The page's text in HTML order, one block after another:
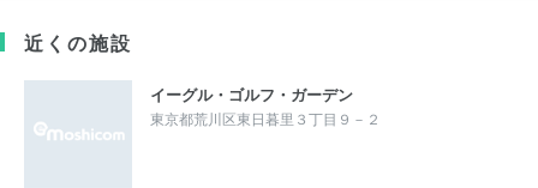
近くの施設
イーグル・ゴルフ・ガーデン
東京都荒川区東日暮里３丁目９－２